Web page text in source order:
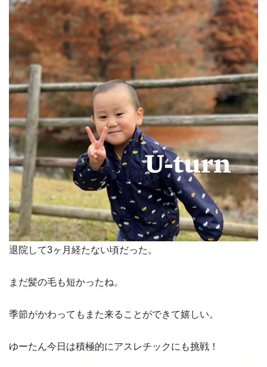
退院して3ヶ月経たない頃だった。
まだ髪の毛も短かったね。
季節がかわってもまた来ることができて嬉しい。
ゆーたん今日は積極的にアスレチックにも挑戦！